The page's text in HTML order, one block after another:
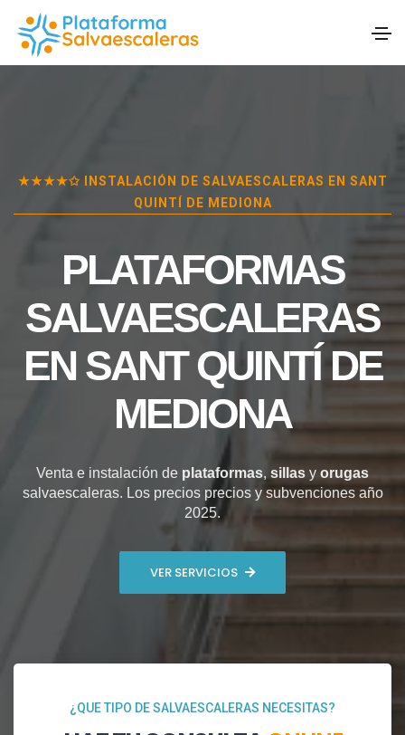
★★★★✩ INSTALACIÓN DE SALVAESCALERAS EN SANT
QUINTÍ DE MEDIONA
PLATAFORMAS
SALVAESCALERAS
ENSANT QUINTÍ DE
MEDIONA
Venta e instalación de plataformas, sillas y orugas
salvaescaleras. Los precios precios y subvenciones año
2025.
VER SERVICIOS
¿QUE TIPO DE SALVAESCALERAS NECESITAS?